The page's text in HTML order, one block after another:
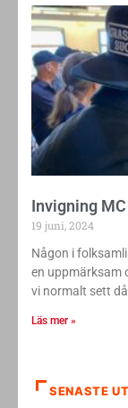
Invigning
19 juni, 2024
Någon i
en uppmärksam
vi normalt sett
Läs mer »
SENASTE